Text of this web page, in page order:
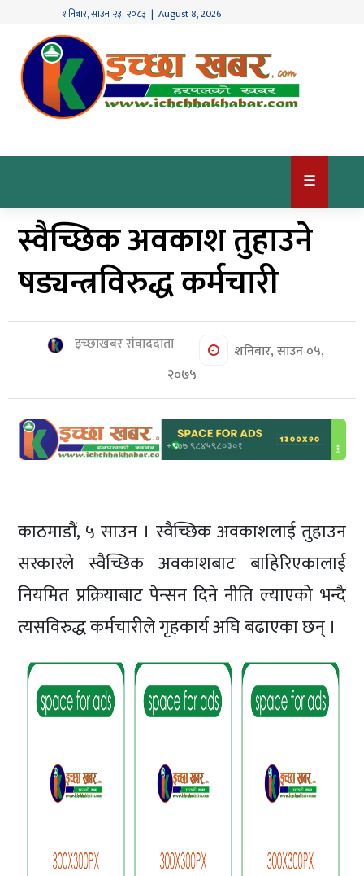
शनिबार,साउन २३, २०८३ | August 8, 2026
गृहपृष्ठ
देश
/
विश्व
खबर
अर्थ
खेलकुद
स्वास्थ्य
मनोरञ्जन
रोचक
संवाद
ईच्छाकामना
टिभि
युनिकोड
☰
स्वैच्छिक अवकाश तुहाउने
षड्यन्त्रविरुद्ध कर्मचारी
इच्छाखबर संवाददाता
शनिबार, साउन ०५,
२०७५
काठमाडौं, ५ साउन । स्वैच्छिक अवकाशलाई तुहाउन
सरकारले स्वैच्छिक अवकाशबाट बाहिरिएकालाई
नियमित प्रक्रियाबाट पेन्सन दिने नीति ल्याएको भन्दै
त्यसविरुद्ध कर्मचारीले गृहकार्य अघि बढाएका छन् ।